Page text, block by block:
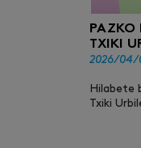
PAZKO
TXIKI
Hilabete
Txiki